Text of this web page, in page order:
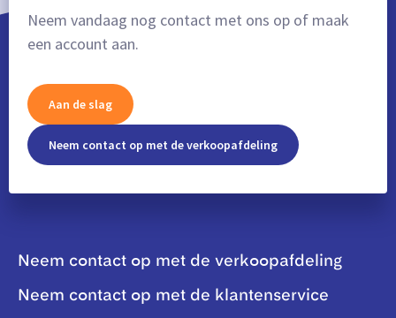
Neem vandaag nog contact met ons op of maak
een account aan.
Aan de slag
Neem contact op met de verkoopafdeling
Neem contact op met de verkoopafdeling
Neem contact op met de klantenservice